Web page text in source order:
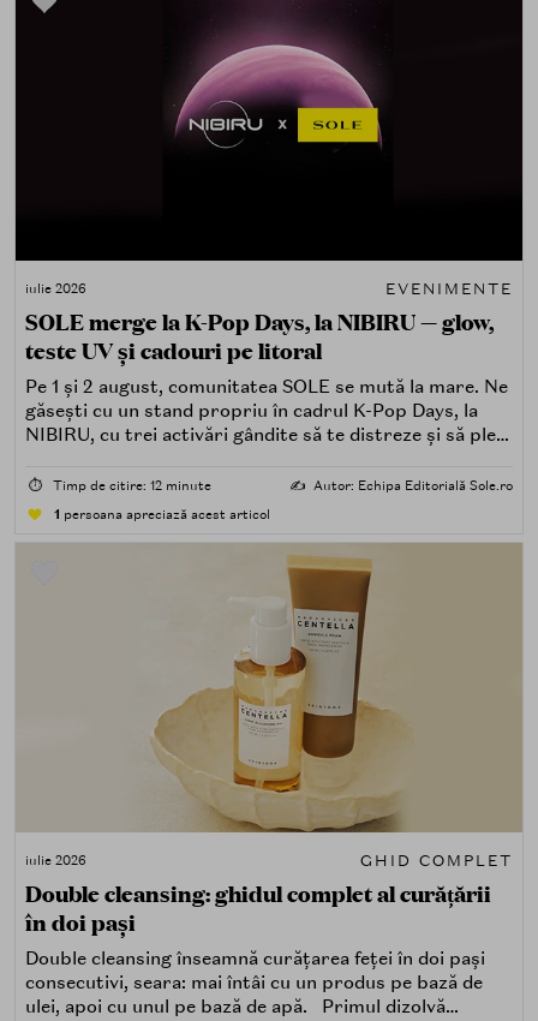
iulie 2026 EVENIMENTE
SOLE merge la K-Pop Days, la NIBIRU — glow,
teste UV și cadouri pe litoral
Pe 1 și 2 august, comunitatea SOLE se mută la mare. Ne
găsești cu un stand propriu în cadrul K-Pop Days, la
NIBIRU, cu trei activări gândite să te distreze și să pleci
⏱️ Timp de citire: 12 minute ✍️ Autor: Echipa Editorială Sole.ro
1 persoana apreciază acest articol
iulie 2026 GHID COMPLET
Double cleansing: ghidul complet al curățării
în doi pași
Double cleansing înseamnă curățarea feței în doi pași
consecutivi, seara: mai întâi cu un produs pe bază de
ulei, apoi cu unul pe bază de apă. Primul dizolvă